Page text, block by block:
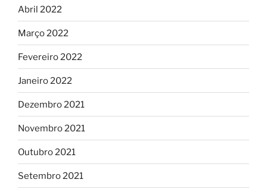
Abril 2022
Março 2022
Fevereiro 2022
Janeiro 2022
Dezembro 2021
Novembro 2021
Outubro 2021
Setembro 2021